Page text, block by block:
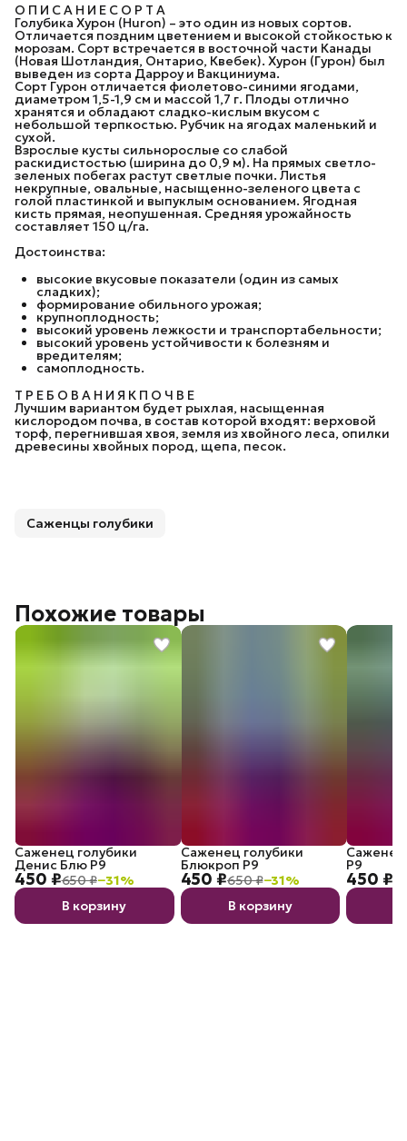
О П И С А Н И Е С О Р Т А
Голубика Хурон (Huron) – это один из новых сортов.
Отличается поздним цветением и высокой стойкостью к
морозам. Сорт встречается в восточной части Канады
(Новая Шотландия, Онтарио, Квебек). Хурон (Гурон) был
выведен из сорта Дарроу и Вакциниума.
Сорт Гурон отличается фиолетово-синими ягодами,
диаметром 1,5-1,9 см и массой 1,7 г. Плоды отлично
хранятся и обладают сладко-кислым вкусом с
небольшой терпкостью. Рубчик на ягодах маленький и
сухой.
Взрослые кусты сильнорослые со слабой
раскидистостью (ширина до 0,9 м). На прямых светло-
зеленых побегах растут светлые почки. Листья
некрупные, овальные, насыщенно-зеленого цвета с
голой пластинкой и выпуклым основанием. Ягодная
кисть прямая, неопушенная. Средняя урожайность
составляет 150 ц/га.
Достоинства:
высокие вкусовые показатели (один из самых
сладких);
формирование обильного урожая;
крупноплодность;
высокий уровень лежкости и транспортабельности;
высокий уровень устойчивости к болезням и
вредителям;
самоплодность.
Т Р Е Б О В А Н И Я К П О Ч В Е
Лучшим вариантом будет рыхлая, насыщенная
кислородом почва, в состав которой входят: верховой
торф, перегнившая хвоя, земля из хвойного леса, опилки
древесины хвойных пород, щепа, песок.
Саженцы голубики
Похожие товары
450 ₽650 ₽−31%
Саженец голубики
Денис Блю P9
В корзину
450 ₽650 ₽−31%
Саженец голубики
Блюкроп P9
В корзину
450 ₽
Саженец
P9